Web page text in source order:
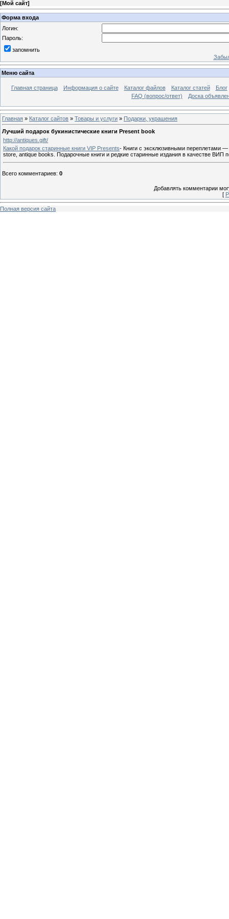
[Мой сайт]
Форма входа
Логин:
Пароль:
запомнить
Меню сайта
Главная страница Информация о сайте Каталог файлов Каталог статей
Блог
FAQ (вопрос/ответ)
Доска
Главная » Каталог сайтов » Товары и услуги » Подарки, украшения
Лучший подарок букинистические книги Present book
http://antiques.gift/
Какой подарок старинные книги VIP Presents- Книги с эксклюзивными переплетами
store, antique books. Подарочные книги и редкие старинные издания в качестве ВИП
Всего комментариев: 0
Добавлять комментарии
[
Полная версия сайта